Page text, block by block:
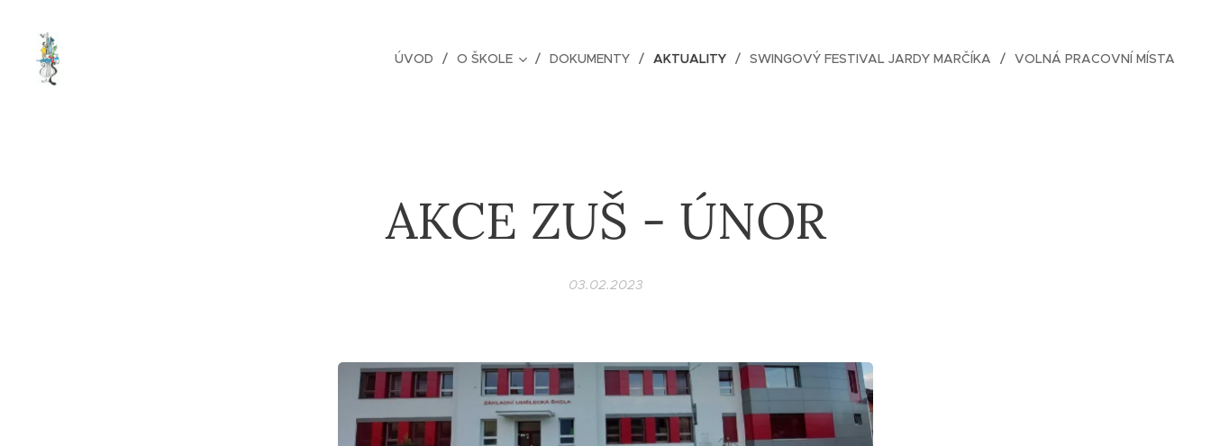
ÚVOD O ŠKOLE DOKUMENTY AKTUALITY SWINGOVÝ FESTIVAL JARDY MARČÍKA VOLNÁ PRACOVNÍ MÍSTA
AKCE ZUŠ - ÚNOR
03.02.2023